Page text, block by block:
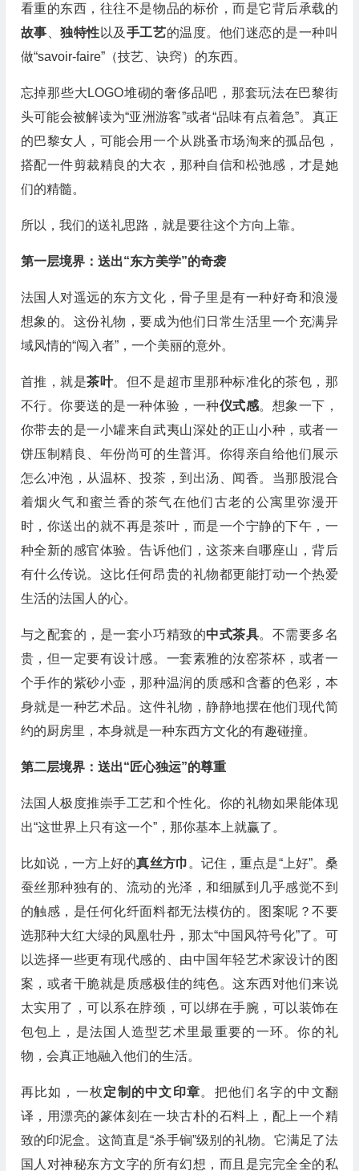
看重的东西，往往不是物品的标价，而是它背后承载的
故事 、独特性 以及 手工艺的温度。他们迷恋的是一种叫
做“savoir-faire”（技艺、诀窍）的东西。
忘掉那些大LOGO堆砌的奢侈品吧，那套玩法在巴黎街
头可能会被解读为“亚洲游客”或者“品味有点着急”。真正
的巴黎女人，可能会用一个从跳蚤市场淘来的孤品包，
搭配一件剪裁精良的大衣，那种自信和松弛感，才是她
们的精髓。
所以，我们的送礼思路，就是要往这个方向上靠。
第一层境界：送出“东方美学”的奇袭
法国人对遥远的东方文化，骨子里是有一种好奇和浪漫
想象的。这份礼物，要成为他们日常生活里一个充满异
域风情的“闯入者”，一个美丽的意外。
首推，就是茶叶。但不是超市里那种标准化的茶包，那
不行。你要送的是一种体验，一种仪式感。想象一下，
你带去的是一小罐来自武夷山深处的正山小种，或者一
饼压制精良、年份尚可的生普洱。你得亲自给他们展示
怎么冲泡，从温杯、投茶，到出汤、闻香。当那股混合
着烟火气和蜜兰香的茶气在他们古老的公寓里弥漫开
时，你送出的就不再是茶叶，而是一个宁静的下午，一
种全新的感官体验。告诉他们，这茶来自哪座山，背后
有什么传说。这比任何昂贵的礼物都更能打动一个热爱
生活的法国人的心。
与之配套的，是一套小巧精致的中式茶具。不需要多名
贵，但一定要有设计感。一套素雅的汝窑茶杯，或者一
个手作的紫砂小壶，那种温润的质感和含蓄的色彩，本
身就是一种艺术品。这件礼物，静静地摆在他们现代简
约的厨房里，本身就是一种东西方文化的有趣碰撞。
第二层境界：送出“匠心独运”的尊重
法国人极度推崇手工艺和个性化。你的礼物如果能体现
出“这世界上只有这一个”，那你基本上就赢了。
比如说，一方上好的真丝方巾 。记住，重点是“上好”。桑
蚕丝那种独有的、流动的光泽，和细腻到几乎感觉不到
的触感，是任何化纤面料都无法模仿的。图案呢？不要
选那种大红大绿的凤凰牡丹，那太“中国风符号化”了。可
以选择一些更有现代感的、由中国年轻艺术家设计的图
案，或者干脆就是质感极佳的纯色。这东西对他们来说
太实用了，可以系在脖颈，可以绑在手腕，可以装饰在
包包上，是法国人造型艺术里最重要的一环。你的礼
物，会真正地融入他们的生活。
再比如，一枚定制的中文印章。把他们名字的中文翻
译，用漂亮的篆体刻在一块古朴的石料上，配上一个精
致的印泥盒。这简直是“杀手锏”级别的礼物。它满足了法
国人对神秘东方文字的所有幻想，而且是完完全全的私